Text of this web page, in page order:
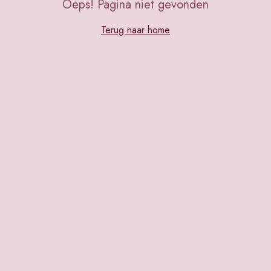
Oeps! Pagina niet gevonden
Terug naar home